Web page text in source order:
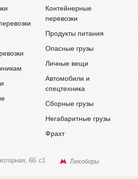
Контейнерные
перевозки
Продукты питания
Опасные грузы
Личные вещи
Автомобили и
спецтехника
Сборные грузы
Негабаритные грузы
Фрахт
6Б с1 Лихоборы